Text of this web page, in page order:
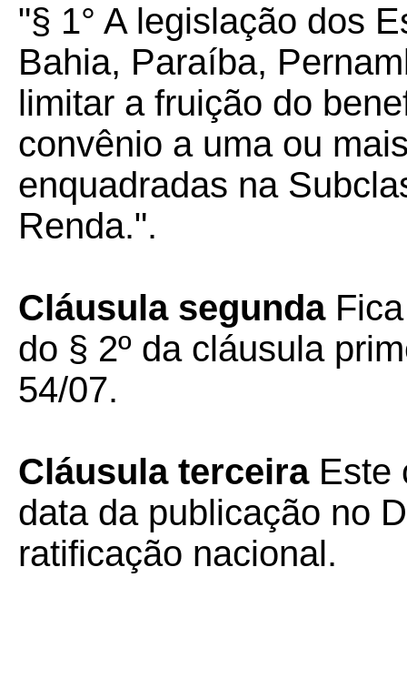
"§ 1° A legislação dos
Bahia, Paraíba,
limitar a fruição do
convênio a uma ou
enquadradas na
Renda.".
Cláusula segundaFica
do § 2º da cláusula
54/07.
Cláusula terceiraEste
data da publicação no
ratificação nacional.